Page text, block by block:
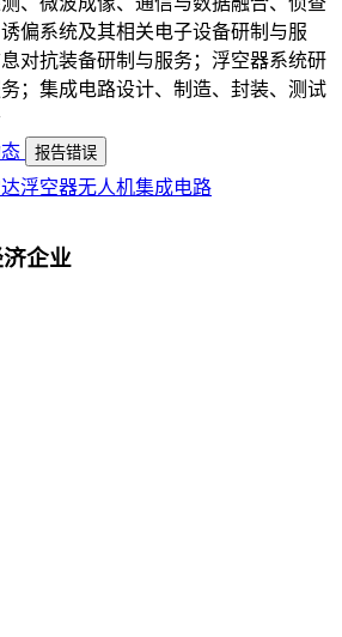
偏系统及其相关电子设备研制与服
对抗装备研制与服务；浮空器系统研
；集成电路设计、制造、封装、测试
报告错误
浮空器无人机集成电路
企业